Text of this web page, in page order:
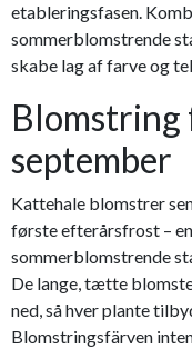
etableringsfasen.
sommerblomstrende
skabe lag af farve og
september
Kattehale blomstrer
første efterårsfrost –
sommerblomstrende
De lange, tætte
ned, så hver plante
Blomstringsfärven